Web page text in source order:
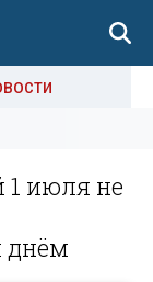
июля не
днём